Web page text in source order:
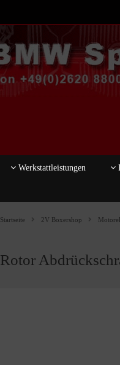
Werkstattleistungen
Startseite 2V Boxershop
Rotor